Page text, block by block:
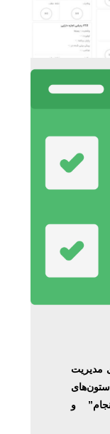
مدیریت
و